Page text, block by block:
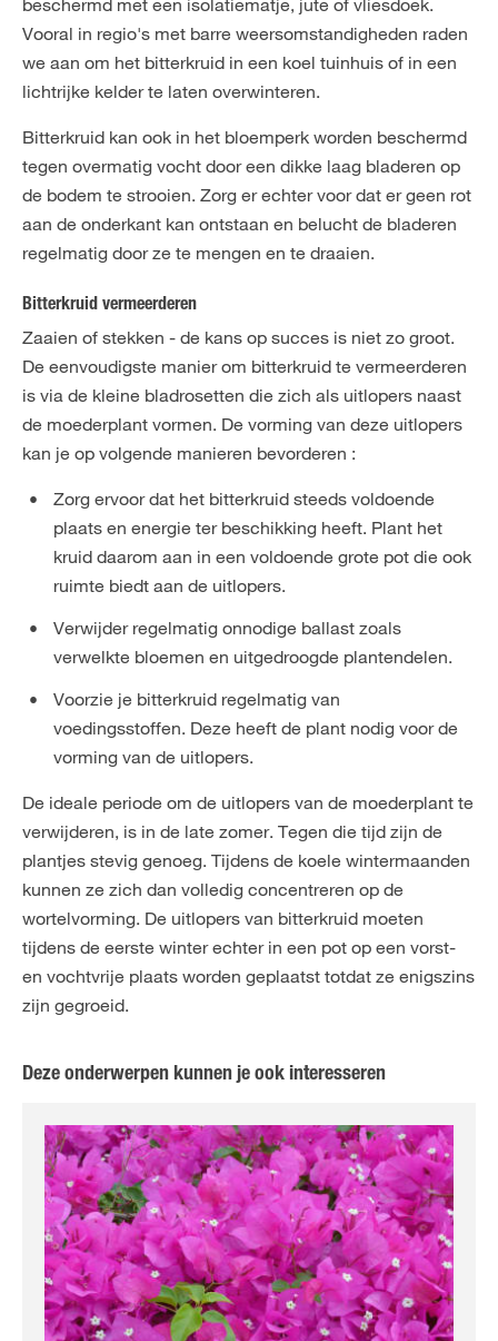
beschermd met een isolatiematje, jute of vliesdoek.
Vooral in regio's met barre weersomstandigheden raden
we aan om het bitterkruid in een koel tuinhuis of in een
lichtrijke kelder te laten overwinteren.
Bitterkruid kan ook in het bloemperk worden beschermd
tegen overmatig vocht door een dikke laag bladeren op
de bodem te strooien. Zorg er echter voor dat er geen rot
aan de onderkant kan ontstaan en belucht de bladeren
regelmatig door ze te mengen en te draaien.
Bitterkruid vermeerderen
Zaaien of stekken - de kans op succes is niet zo groot.
De eenvoudigste manier om bitterkruid te vermeerderen
is via de kleine bladrosetten die zich als uitlopers naast
de moederplant vormen. De vorming van deze uitlopers
kan je op volgende manieren bevorderen :
Zorg ervoor dat het bitterkruid steeds voldoende
plaats en energie ter beschikking heeft. Plant het
kruid daarom aan in een voldoende grote pot die ook
ruimte biedt aan de uitlopers.
Verwijder regelmatig onnodige ballast zoals
verwelkte bloemen en uitgedroogde plantendelen.
Voorzie je bitterkruid regelmatig van
voedingsstoffen. Deze heeft de plant nodig voor de
vorming van de uitlopers.
De ideale periode om de uitlopers van de moederplant te
verwijderen, is in de late zomer. Tegen die tijd zijn de
plantjes stevig genoeg. Tijdens de koele wintermaanden
kunnen ze zich dan volledig concentreren op de
wortelvorming. De uitlopers van bitterkruid moeten
tijdens de eerste winter echter in een pot op een vorst-
en vochtvrije plaats worden geplaatst totdat ze enigszins
zijn gegroeid.
Deze onderwerpen kunnen je ook interesseren